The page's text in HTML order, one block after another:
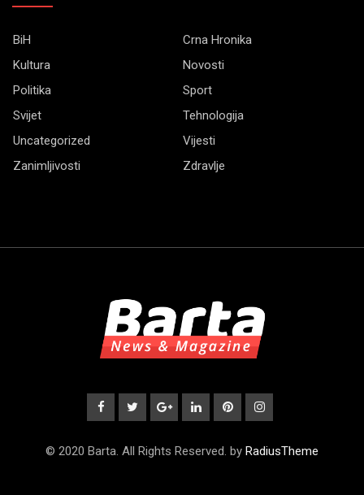
BiH
Crna Hronika
Kultura
Novosti
Politika
Sport
Svijet
Tehnologija
Uncategorized
Vijesti
Zanimljivosti
Zdravlje
© 2020 Barta. All Rights Reserved. by RadiusTheme